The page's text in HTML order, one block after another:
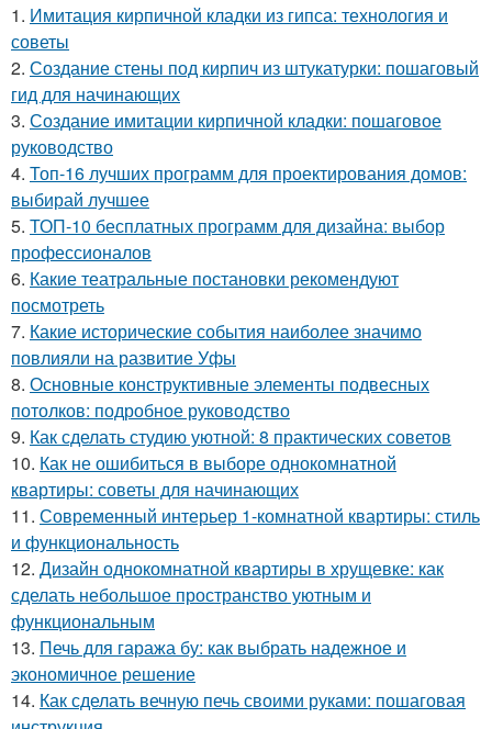
1. Имитация кирпичной кладки из гипса: технология и
советы
2. Создание стены под кирпич из штукатурки: пошаговый
гид для начинающих
3. Создание имитации кирпичной кладки: пошаговое
руководство
4. Топ-16 лучших программ для проектирования домов:
выбирай лучшее
5. ТОП-10 бесплатных программ для дизайна: выбор
профессионалов
6. Какие театральные постановки рекомендуют
посмотреть
7. Какие исторические события наиболее значимо
повлияли на развитие Уфы
8. Основные конструктивные элементы подвесных
потолков: подробное руководство
9. Как сделать студию уютной: 8 практических советов
10. Как не ошибиться в выборе однокомнатной
квартиры: советы для начинающих
11. Современный интерьер 1-комнатной квартиры: стиль
и функциональность
12. Дизайн однокомнатной квартиры в хрущевке: как
сделать небольшое пространство уютным и
функциональным
13. Печь для гаража бу: как выбрать надежное и
экономичное решение
14. Как сделать вечную печь своими руками: пошаговая